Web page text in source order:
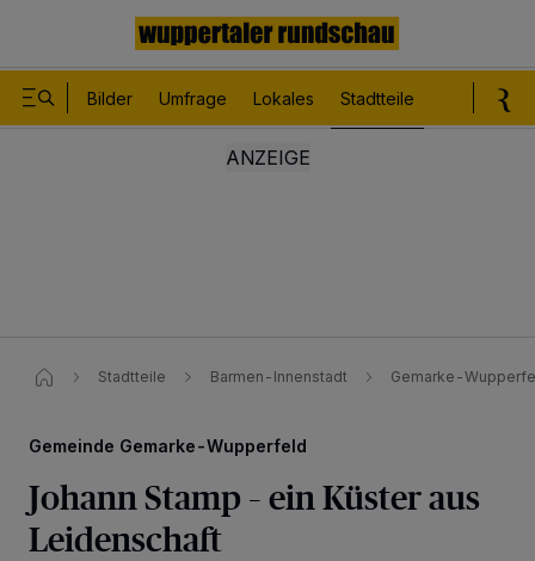
Bilder Umfrage Lokales Stadtteile
Stadtteile Barmen-Innenstadt Gemarke-
Gemeinde Gemarke-Wupperfeld
Johann Stamp – ein Küster aus
Leidenschaft